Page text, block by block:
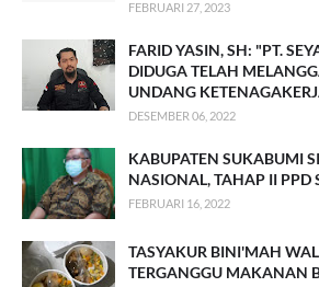
FEBRUARI 27, 2023
FARID YASIN, SH: "PT.
DIDUGA TELAH
UNDANG
DESEMBER 06, 2022
KABUPATEN SUKABUMI
NASIONAL, TAHAP II PPD
FEBRUARI 16, 2022
TASYAKUR BINI'MAH
TERGANGGU MAKANAN